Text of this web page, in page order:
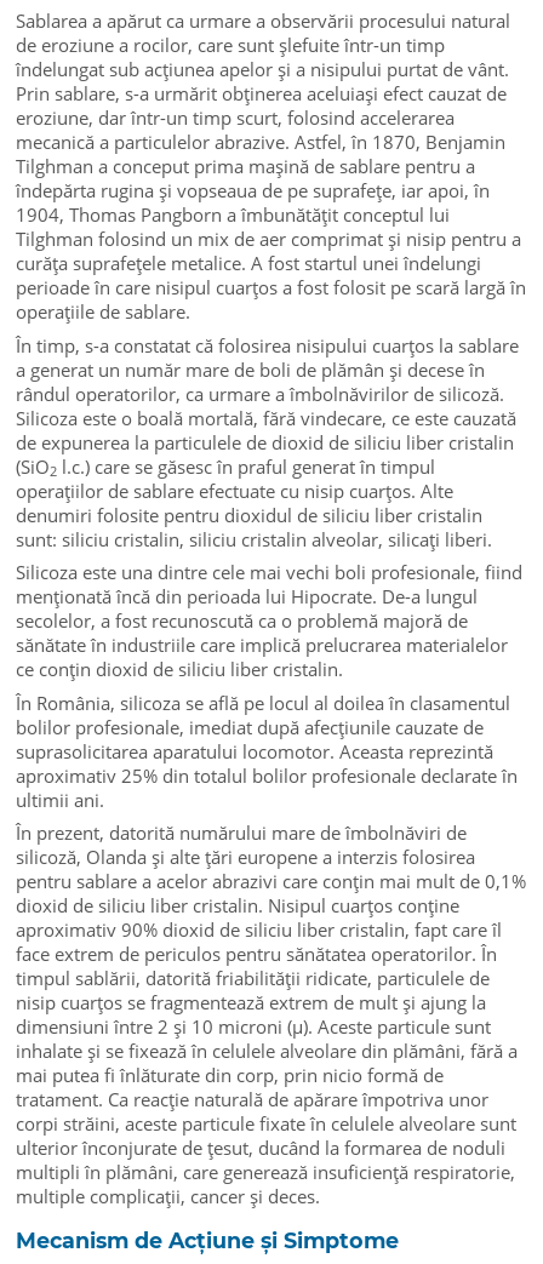
Sablarea a apărut ca urmare a observării procesului natural
de eroziune a rocilor, care sunt șlefuite într-un timp
îndelungat sub acțiunea apelor și a nisipului purtat de vânt.
Prin sablare, s-a urmărit obținerea aceluiași efect cauzat de
eroziune, dar într-un timp scurt, folosind accelerarea
mecanică a particulelor abrazive. Astfel, în 1870, Benjamin
Tilghman a conceput prima mașină de sablare pentru a
îndepărta rugina și vopseaua de pe suprafețe, iar apoi, în
1904, Thomas Pangborn a îmbunătățit conceptul lui
Tilghman folosind un mix de aer comprimat și nisip pentru a
curăța suprafețele metalice. A fost startul unei îndelungi
perioade în care nisipul cuarțos a fost folosit pe scară largă în
operațiile de sablare.
În timp, s-a constatat că folosirea nisipului cuarțos la sablare
a generat un număr mare de boli de plămân și decese în
rândul operatorilor, ca urmare a îmbolnăvirilor de silicoză.
Silicoza este o boală mortală, fără vindecare, ce este cauzată
de expunerea la particulele de dioxid de siliciu liber cristalin
(SiO2 l.c.) care se găsesc în praful generat în timpul
operațiilor de sablare efectuate cu nisip cuarțos. Alte
denumiri folosite pentru dioxidul de siliciu liber cristalin
sunt: siliciu cristalin, siliciu cristalin alveolar, silicați liberi.
Silicoza este una dintre cele mai vechi boli profesionale, fiind
menționată încă din perioada lui Hipocrate. De-a lungul
secolelor, a fost recunoscută ca o problemă majoră de
sănătate în industriile care implică prelucrarea materialelor
ce conțin dioxid de siliciu liber cristalin.
În România, silicoza se află pe locul al doilea în clasamentul
bolilor profesionale, imediat după afecțiunile cauzate de
suprasolicitarea aparatului locomotor. Aceasta reprezintă
aproximativ 25% din totalul bolilor profesionale declarate în
ultimii ani.
În prezent, datorită numărului mare de îmbolnăviri de
silicoză, Olanda și alte țări europene a interzis folosirea
pentru sablare a acelor abrazivi care conțin mai mult de 0,1%
dioxid de siliciu liber cristalin. Nisipul cuarțos conține
aproximativ 90% dioxid de siliciu liber cristalin, fapt care îl
face extrem de periculos pentru sănătatea operatorilor. În
timpul sablării, datorită friabilității ridicate, particulele de
nisip cuarțos se fragmentează extrem de mult și ajung la
dimensiuni între 2 și 10 microni (µ). Aceste particule sunt
inhalate și se fixează în celulele alveolare din plămâni, fără a
mai putea fi înlăturate din corp, prin nicio formă de
tratament. Ca reacție naturală de apărare împotriva unor
corpi străini, aceste particule fixate în celulele alveolare sunt
ulterior înconjurate de țesut, ducând la formarea de noduli
multipli în plămâni, care generează insuficiență respiratorie,
multiple complicații, cancer și deces.
Mecanism de Acțiune și Simptome